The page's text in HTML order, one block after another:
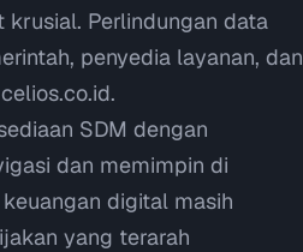
Perlindungan data
penyedia layanan, dan
celios.co.id.
SDM dengan
dan memimpin di
digital masih
yang terarah